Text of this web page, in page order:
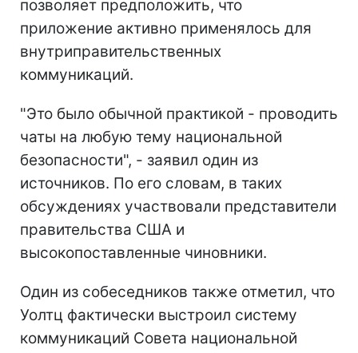
позволяет предположить, что
приложение активно применялось для
внутриправительственных
коммуникаций.
"Это было обычной практикой - проводить
чаты на любую тему национальной
безопасности", - заявил один из
источников. По его словам, в таких
обсуждениях участвовали представители
правительства США и
высокопоставленные чиновники.
Один из собеседников также отметил, что
Уолтц фактически выстроил систему
коммуникаций Совета национальной